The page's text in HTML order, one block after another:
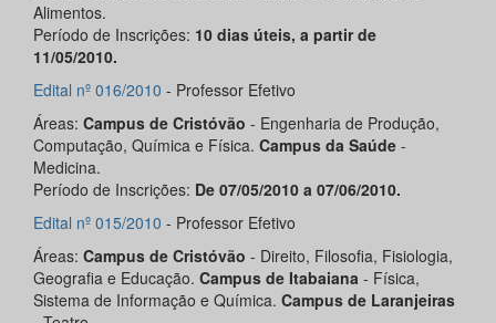
Alimentos.
Período de Inscrições: 10 dias úteis, a partir de
11/05/2010.
Edital nº 016/2010 - Professor Efetivo
Áreas: Campus de Cristóvão - Engenharia de Produção,
Computação, Química e Física. Campus da Saúde -
Medicina.
Período de Inscrições: De 07/05/2010 a 07/06/2010.
Edital nº 015/2010 - Professor Efetivo
Áreas: Campus de Cristóvão - Direito, Filosofia, Fisiologia,
Geografia e Educação. Campus de Itabaiana - Física,
Sistema de Informação e Química. Campus de Laranjeiras